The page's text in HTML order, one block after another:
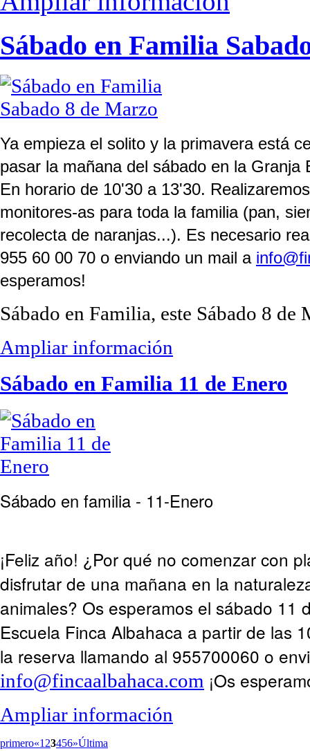
Sábado en Familia
Ya empieza el solito y la primavera está
pasar la mañana del sábado en la Granja
En horario de 10'30 a 13'30.
monitores-as para toda la familia (pan,
recolecta de naranjas...). Es necesario
955 60 00 70 o enviando un mail a
esperamos!
Sábado en Familia, este Sábado 8
Ampliar información
Sábado en Familia 11 de Enero
Sábado en familia - 11-Enero
¡Feliz año! ¿Por qué no comenzar con
disfrutar de una mañana en la
animales? Os esperamos el sábado 11
Escuela Finca Albahaca a partir de las
la reserva llamando al 955700060 o
info@fincaalbahaca.com ¡Os
Ampliar información
primero«1 23456»Última